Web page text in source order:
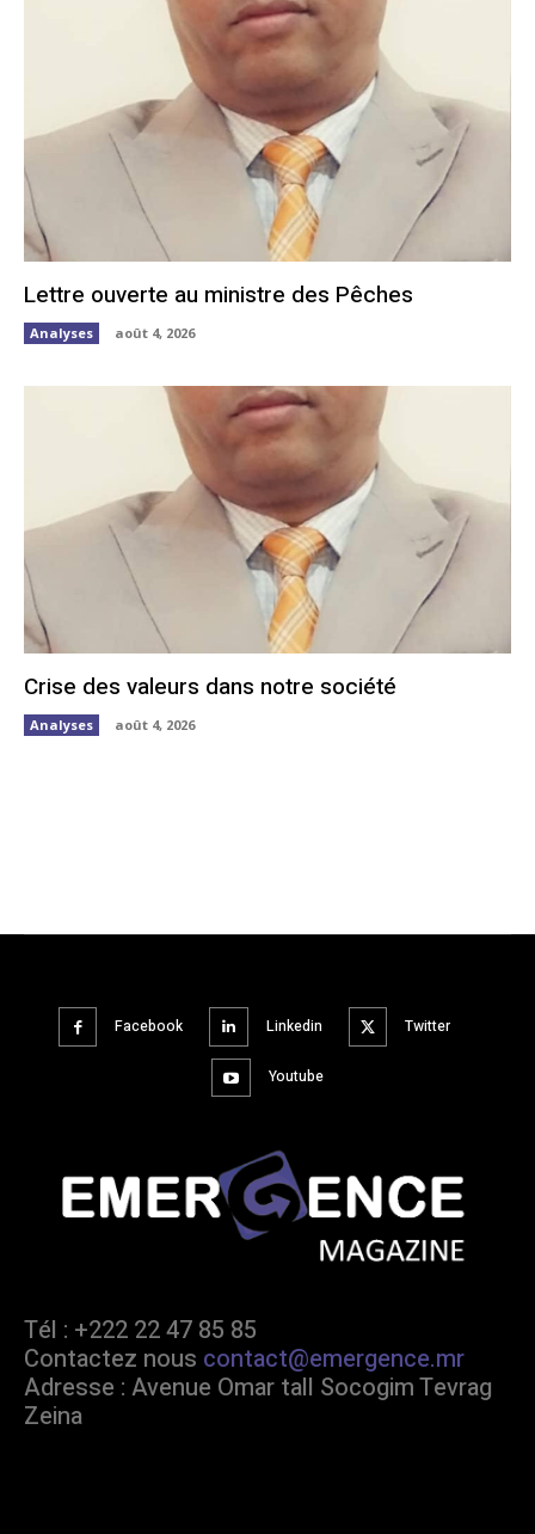
Lettre ouverte au ministre des Pêches
Analyses août 4, 2026
Crise des valeurs dans notre société
Analyses août 4, 2026
Facebook Linkedin Twitter
Youtube
Tél : +222 22 47 85 85
Contactez nous contact@emergence.mr
Adresse : Avenue Omar tall Socogim Tevrag
Zeina